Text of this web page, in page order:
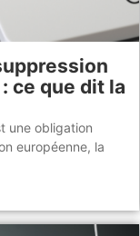
ce que dit la
une obligation
européenne, la